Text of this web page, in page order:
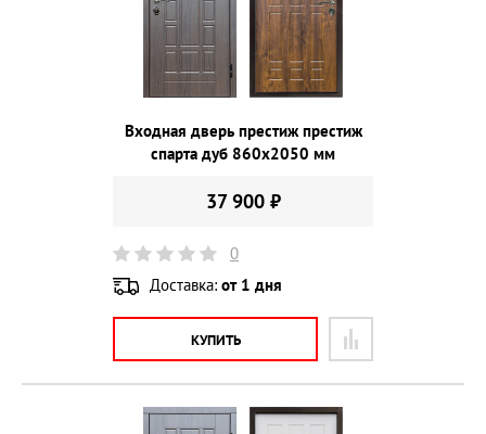
Входная дверь престиж престиж
спарта дуб 860х2050 мм
37 900 ₽
0
Доставка: от 1 дня
КУПИТЬ